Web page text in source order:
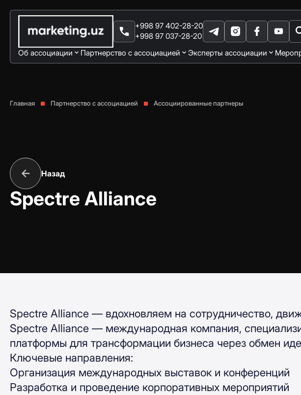
+998 97 402-28-20
+998 97 037-28-20
Об ассоциации Партнерство с ассоциацией Эксперты ассоциации
Главная Партнерство с ассоциацией Ассоциированные партнеры
Назад
Spectre Alliance
Spectre Alliance — вдохновляем на сотрудничество,
Spectre Alliance — международная компания,
платформы для трансформации бизнеса через обмен
Ключевые направления:
Организация международных выставок и конференций
Разработка и проведение корпоративных мероприятий